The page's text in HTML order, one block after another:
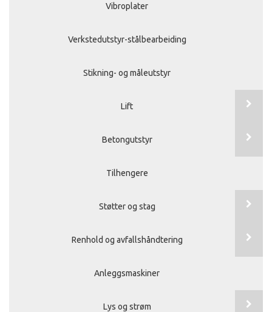
Vibroplater
Verkstedutstyr-stålbearbeiding
Stikning- og måleutstyr
Lift
Betongutstyr
Tilhengere
Støtter og stag
Renhold og avfallshåndtering
Anleggsmaskiner
Lys og strøm